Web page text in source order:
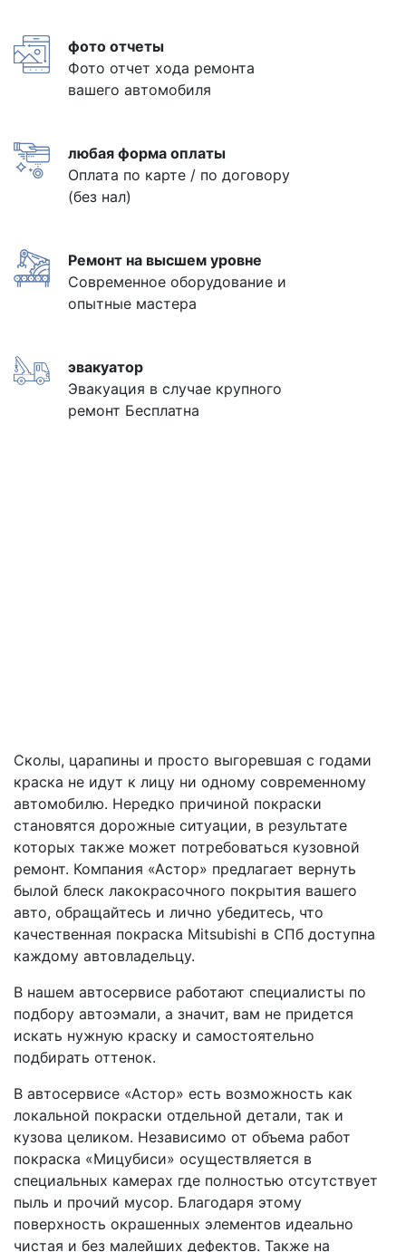
фото отчеты
Фото отчет хода ремонта
вашего автомобиля
любая форма оплаты
Оплата по карте / по договору
(без нал)
Ремонт на высшем уровне
Современное оборудование и
опытные мастера
эвакуатор
Эвакуация в случае крупного
ремонт Бесплатна
Сколы, царапины и просто выгоревшая с годами
краска не идут к лицу ни одному современному
автомобилю. Нередко причиной покраски
становятся дорожные ситуации, в результате
которых также может потребоваться кузовной
ремонт. Компания «Астор» предлагает вернуть
былой блеск лакокрасочного покрытия вашего
авто, обращайтесь и лично убедитесь, что
качественная покраска Mitsubishi в СПб доступна
каждому автовладельцу.
В нашем автосервисе работают специалисты по
подбору автоэмали, а значит, вам не придется
искать нужную краску и самостоятельно
подбирать оттенок.
В автосервисе «Астор» есть возможность как
локальной покраски отдельной детали, так и
кузова целиком. Независимо от объема работ
покраска «Мицубиси» осуществляется в
специальных камерах где полностью отсутствует
пыль и прочий мусор. Благодаря этому
поверхность окрашенных элементов идеально
чистая и без малейших дефектов. Также на